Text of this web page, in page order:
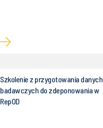
Szkolenie z przygotowania danych
badawczych do zdeponowania w
RepOD